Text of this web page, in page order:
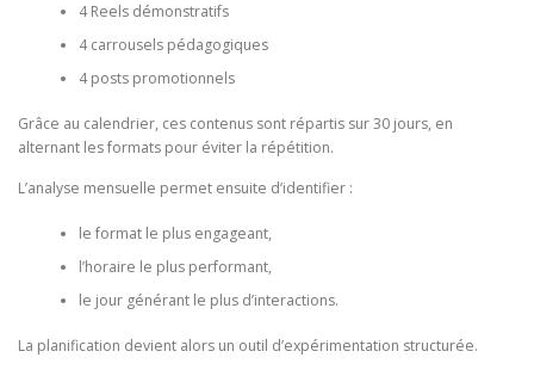
4 Reels démonstratifs
4 carrousels pédagogiques
4 posts promotionnels
Grâce au calendrier, ces contenus sont répartis sur 30 jours, en
alternant les formats pour éviter la répétition.
L’analyse mensuelle permet ensuite d’identifier :
le format le plus engageant,
l’horaire le plus performant,
le jour générant le plus d’interactions.
La planification devient alors un outil d’expérimentation structurée.